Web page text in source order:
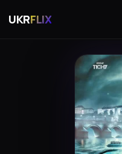
UKRFLIX